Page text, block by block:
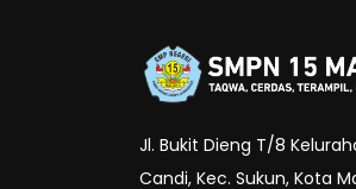
Jl. Bukit Dieng T/8
Candi, Kec. Sukun, Kota